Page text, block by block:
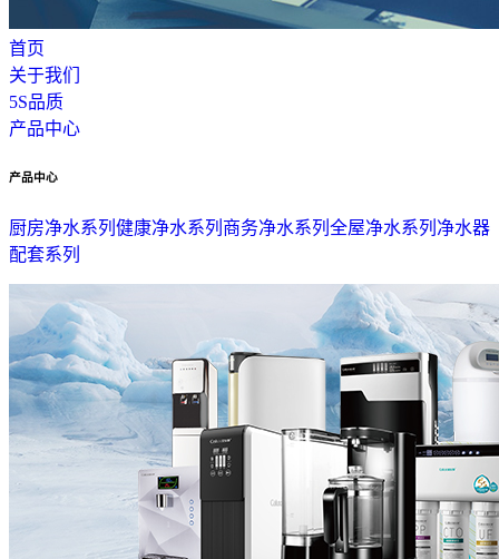
首页
关于我们
5S品质
产品中心
产品中心
厨房净水系列 健康净水系列 商务净水系列 全屋净水系列 净水器
配套系列